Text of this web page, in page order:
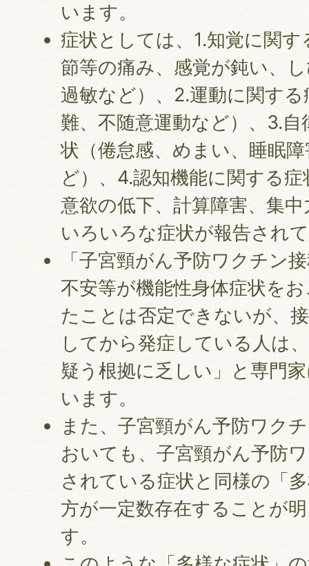
います。
症状としては、1.知覚に関
節等の痛み、感覚が鈍い、
過敏など）、2.運動に関す
難、不随意運動など）、3.
状（倦怠感、めまい、睡眠
ど）、4.認知機能に関する
意欲の低下、計算障害、集
いろいろな症状が報告され
「子宮頸がん予防ワクチン
不安等が機能性身体症状を
たことは否定できないが、
してから発症している人は
疑う根拠に乏しい」と専門
います。
また、子宮頸がん予防ワク
おいても、子宮頸がん予防
されている症状と同様の「
方が一定数存在することが
す。